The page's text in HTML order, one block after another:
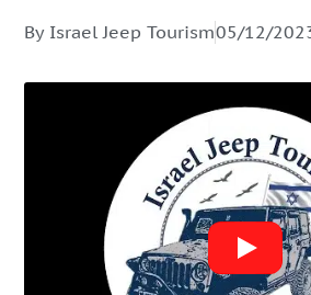
By Israel Jeep Tourism05/12/